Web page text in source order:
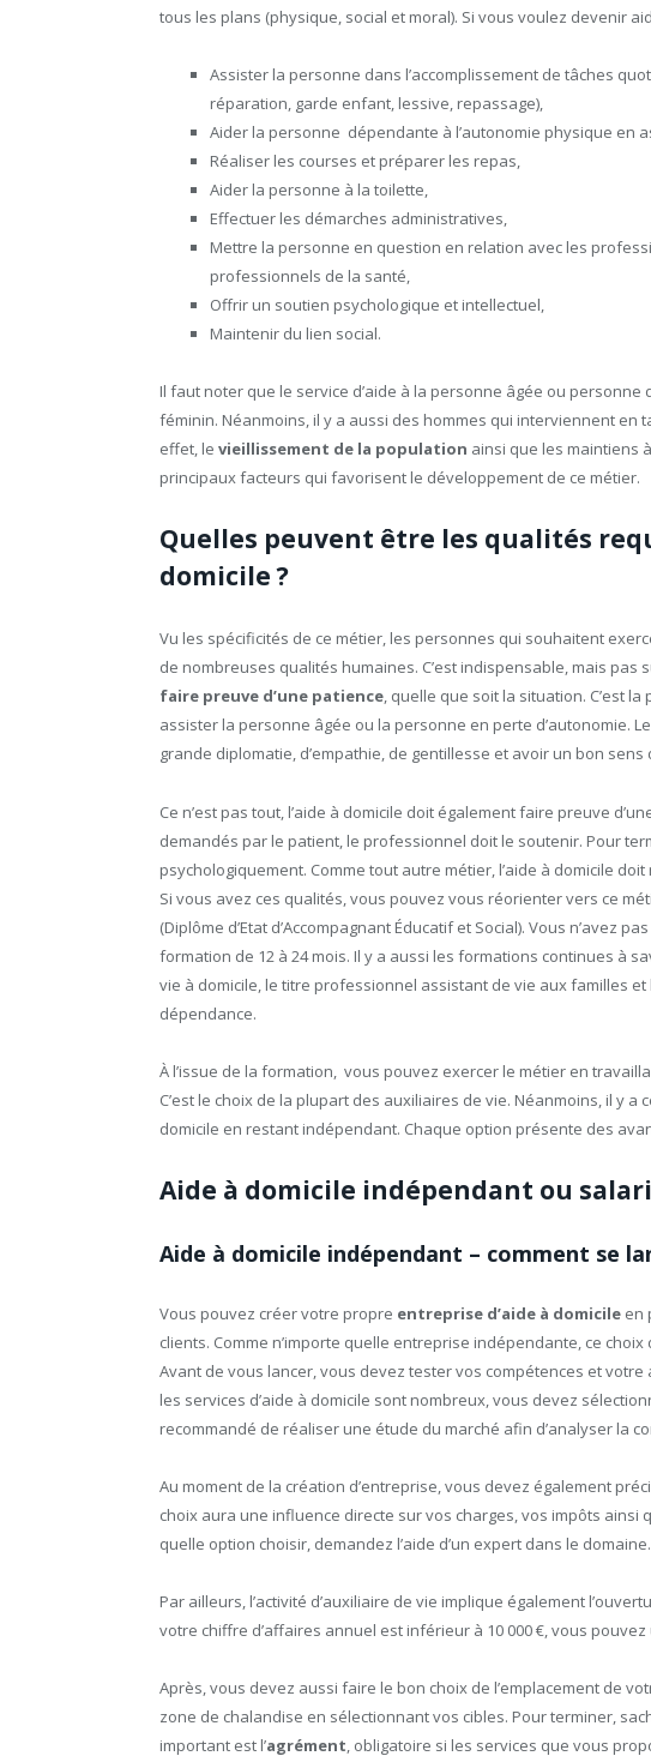
tous les plans (physique, social et moral). Si vous voulez devenir
Assister la personne dans l’accomplissement de tâches
réparation, garde enfant, lessive, repassage),
Aider la personne dépendante à l’autonomie physique en
Réaliser les courses et préparer les repas,
Aider la personne à la toilette,
Effectuer les démarches administratives,
Mettre la personne en question en relation avec les
professionnels de la santé,
Offrir un soutien psychologique et intellectuel,
Maintenir du lien social.
Il faut noter que le service d’aide à la personne âgée ou
féminin. Néanmoins, il y a aussi des hommes qui interviennent en
effet, le vieillissement de la population ainsi que les maintiens
principaux facteurs qui favorisent le développement de ce métier.
Quelles peuvent être les qualités
domicile ?
Vu les spécificités de ce métier, les personnes qui souhaitent
de nombreuses qualités humaines. C’est indispensable, mais pas
faire preuve d’une patience, quelle que soit la situation. C’est
assister la personne âgée ou la personne en perte d’autonomie.
grande diplomatie, d’empathie, de gentillesse et avoir un bon sens
Ce n’est pas tout, l’aide à domicile doit également faire preuve
demandés par le patient, le professionnel doit le soutenir. Pour
psychologiquement. Comme tout autre métier, l’aide à domicile
Si vous avez ces qualités, vous pouvez vous réorienter vers ce
(Diplôme d’Etat d’Accompagnant Éducatif et Social). Vous n’avez
formation de 12 à 24 mois. Il y a aussi les formations continues à
vie à domicile, le titre professionnel assistant de vie aux familles
dépendance.
À l’issue de la formation, vous pouvez exercer le métier en
C’est le choix de la plupart des auxiliaires de vie. Néanmoins, il y a
domicile en restant indépendant. Chaque option présente des
Aide à domicile indépendant ou
Aide à domicile indépendant – comment se
Vous pouvez créer votre propre entreprise d’aide à domicile en
clients. Comme n’importe quelle entreprise indépendante, ce
Avant de vous lancer, vous devez tester vos compétences et
les services d’aide à domicile sont nombreux, vous devez
recommandé de réaliser une étude du marché afin d’analyser la
Au moment de la création d’entreprise, vous devez également
choix aura une influence directe sur vos charges, vos impôts ainsi
quelle option choisir, demandez l’aide d’un expert dans le domaine.
Par ailleurs, l’activité d’auxiliaire de vie implique également
votre chiffre d’affaires annuel est inférieur à 10 000 €, vous
Après, vous devez aussi faire le bon choix de l’emplacement de
zone de chalandise en sélectionnant vos cibles. Pour terminer,
important est l’agrément, obligatoire si les services que vous